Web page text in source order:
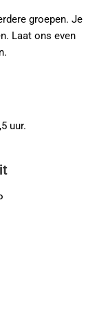
groepen. Je
Laat ons even
uur.